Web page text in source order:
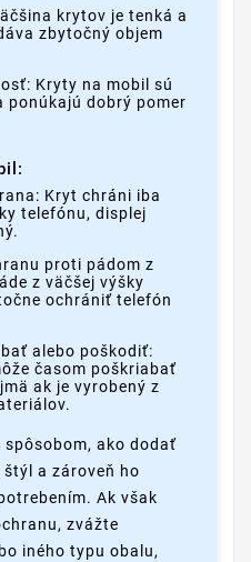
krytov je tenká a
zbytočný objem
Kryty na mobil sú
ponúkajú dobrý pomer
Kryt chráni iba
telefónu, displej
proti pádom z
z väčšej výšky
ochrániť telefón
alebo poškodiť:
časom poškriabať
ak je vyrobený z
spôsobom, ako dodať
a zároveň ho
Ak však
zvážte
iného typu obalu,